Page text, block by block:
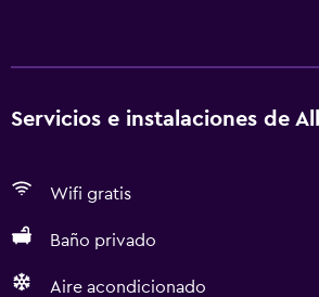
Servicios e instalaciones de
Wifi gratis
Baño privado
Aire acondicionado